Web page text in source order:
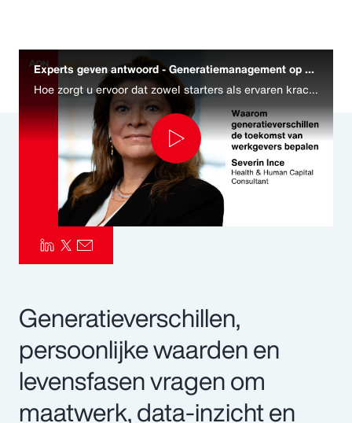
Risk Management
Experts geven antwoord - Generatiemanagement op de werkvloer
Hoe zorgt u ervoor dat zowel starters als ervaren krachten zich gezien en gesteund voelen? Ook binnen generaties kunnen persoonlijke voorkeuren sterk verschillen. Maatwerk in arbeidsvoorwaarden en benefits is geen luxe meer, maar een noodzaak.
Play
Generatieverschillen,
persoonlijke waarden en
levensfasen vragen om
maatwerk, data-inzicht en